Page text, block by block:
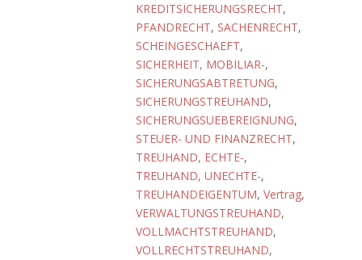
KREDITSICHERUNGSRECHT,
PFANDRECHT, SACHENRECHT,
SCHEINGESCHAEFT,
SICHERHEIT, MOBILIAR-,
SICHERUNGSABTRETUNG,
SICHERUNGSTREUHAND,
SICHERUNGSUEBEREIGNUNG,
STEUER- UND FINANZRECHT,
TREUHAND, ECHTE-,
TREUHAND, UNECHTE-,
TREUHANDEIGENTUM, Vertrag,
VERWALTUNGSTREUHAND,
VOLLMACHTSTREUHAND,
VOLLRECHTSTREUHAND,